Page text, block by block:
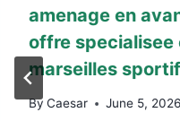
amenage en
offre specialisee
marseilles
By Caesar June 5, 2026